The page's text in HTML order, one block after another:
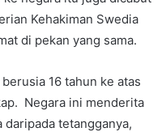
Kehakiman Swedia
di pekan yang sama.
16 tahun ke atas
Negara ini menderita
tetangganya,